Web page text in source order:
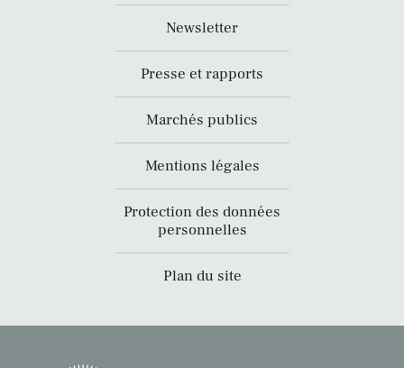
Newsletter
Presse et rapports
Marchés publics
Mentions légales
Protection des données
personnelles
Plan du site